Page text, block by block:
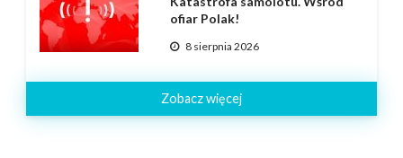
ofiar Polak!
8 sierpnia 2026
Zobacz więcej